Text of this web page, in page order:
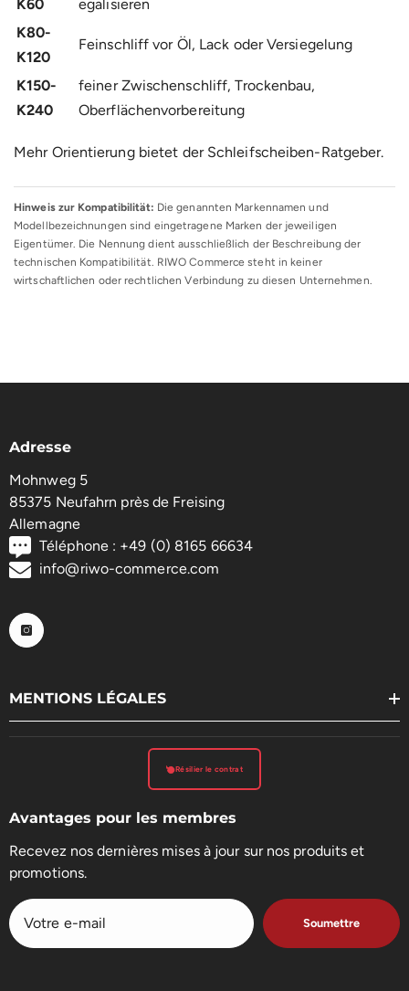
K60
egalisieren
K80-
K120
Feinschliff vor Öl, Lack oder Versiegelung
K150-
K240
feiner Zwischenschliff, Trockenbau,
Oberflächenvorbereitung
Mehr Orientierung bietet der Schleifscheiben-Ratgeber.
Hinweis zur Kompatibilität: Die genannten Markennamen und
Modellbezeichnungen sind eingetragene Marken der jeweiligen
Eigentümer. Die Nennung dient ausschließlich der Beschreibung der
technischen Kompatibilität. RIWO Commerce steht in keiner
wirtschaftlichen oder rechtlichen Verbindung zu diesen Unternehmen.
Adresse
Mohnweg 5
85375 Neufahrn près de Freising
Allemagne
Téléphone : +49 (0) 8165 66634
info@riwo-commerce.com
MENTIONS LÉGALES
Résilier le contrat
Avantages pour les membres
Recevez nos dernières mises à jour sur nos produits et
promotions.
Soumettre